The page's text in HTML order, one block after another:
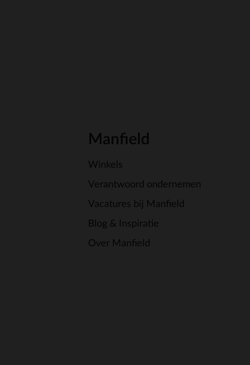
Manfield
Winkels
Verantwoord ondernemen
Vacatures bij Manfield
Blog & Inspiratie
Over Manfield